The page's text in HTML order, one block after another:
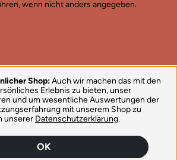
wenn nicht anders angegeben.
Shop:Auch wir machen das mit den
Erlebnis zu bieten, unser
und um wesentliche Auswertungen der
mit unserem Shop zu
unserer Datenschutzerklärung.
OK